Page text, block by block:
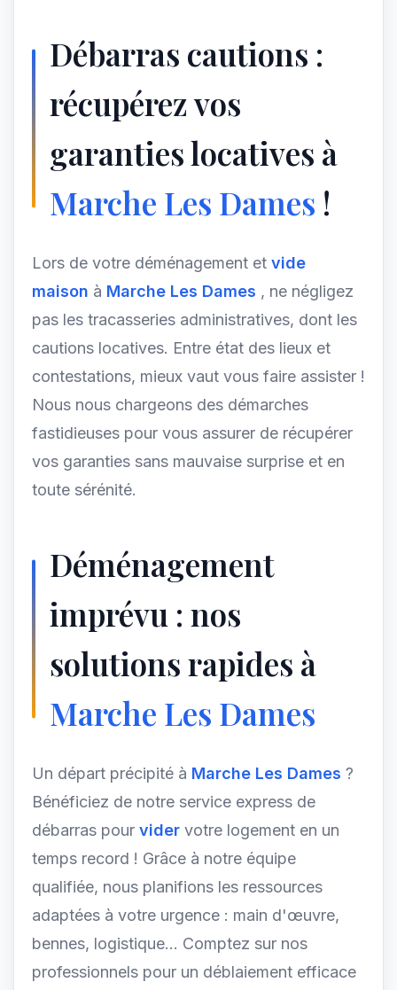
Débarras cautions :
récupérez vos
garanties locatives à
Marche Les Dames !
Lors de votre déménagement et vide
maison à Marche Les Dames , ne négligez
pas les tracasseries administratives, dont les
cautions locatives. Entre état des lieux et
contestations, mieux vaut vous faire assister !
Nous nous chargeons des démarches
fastidieuses pour vous assurer de récupérer
vos garanties sans mauvaise surprise et en
toute sérénité.
Déménagement
imprévu : nos
solutions rapides à
Marche Les Dames
Un départ précipité à Marche Les Dames ?
Bénéficiez de notre service express de
débarras pour vider votre logement en un
temps record ! Grâce à notre équipe
qualifiée, nous planifions les ressources
adaptées à votre urgence : main d'œuvre,
bennes, logistique... Comptez sur nos
professionnels pour un déblaiement efficace